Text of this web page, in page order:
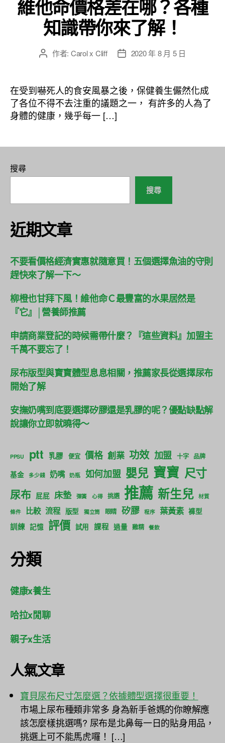
維他命價格差在哪？各種
知識帶你來了解！
文
者
作者: Carol x Cliff
文
佈
日
期
2020 年 8 月 5 日
在受到嚇死人的食安風暴之後，保健養生儼然化成
了各位不得不去注重的議題之一， 有許多的人為了
身體的健康，幾乎每一 […]
搜尋
搜尋
近期文章
不要看價格經濟實惠就隨意買！五個選擇魚油的守則
趕快來了解一下～
柳橙也甘拜下風！維他命Ｃ最豐富的水果居然是
『它』│營養師推薦
申請商業登記的時候需帶什麼？『這些資料』加盟主
千萬不要忘了！
尿布版型與寶寶體型息息相關，推薦家長從選擇尿布
開始了解
安撫奶嘴到底要選擇矽膠還是乳膠的呢？優點缺點解
說讓你立即就曉得～
PPSU ptt 乳膠 便宜 價格 創業 功效 加盟 十字 品牌
基金 多少錢 奶嘴 奶瓶 如何加盟 嬰兒 寶寶 尺寸
尿布 屁屁 床墊 彈簧 心得 挑選 推薦 新生兒 材質
條件 比較 流程 版型 獨立筒 眼睛 矽膠 程序 葉黃素 褲型
訓練 記憶 評價 試用 課程 過量 雞精 餐飲
分類
健康x養生
哈拉x閒聊
親子x生活
人氣文章
寶貝尿布尺寸怎麼選？依據體型選擇很重要！
市場上尿布種類非常多 身為新手爸媽的你瞭解應
該怎麼樣挑選嗎? 尿布是北鼻每一日的貼身用品，
挑選上可不能馬虎囉！ […]